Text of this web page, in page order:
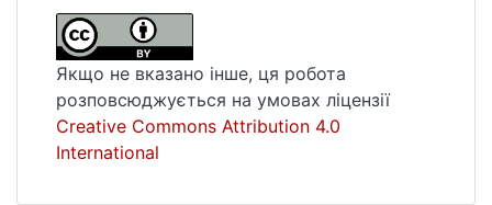
Якщо не вказано інше, ця робота
розповсюджується на умовах ліцензії
Creative Commons Attribution 4.0
International